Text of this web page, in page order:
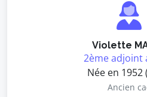
Violette
2ème adjoint
Née en 1952
Ancien